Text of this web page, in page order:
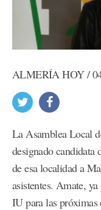
ALMERÍA HOY /
La Asamblea Local
designado candidata
de esa localidad a
asistentes. Amate,
IU para las próximas